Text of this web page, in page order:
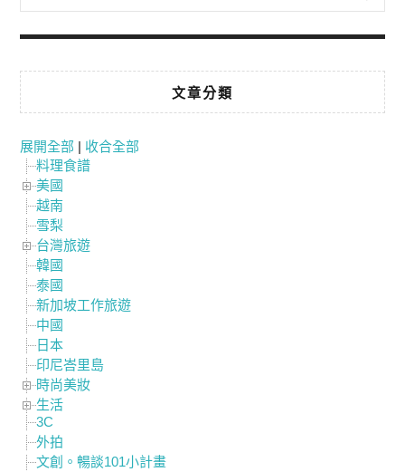
文章分類
展開全部 | 收合全部
料理食譜
美國
越南
雪梨
台灣旅遊
韓國
泰國
新加坡工作旅遊
中國
日本
印尼峇里島
時尚美妝
生活
3C
外拍
文創。暢談101小計畫